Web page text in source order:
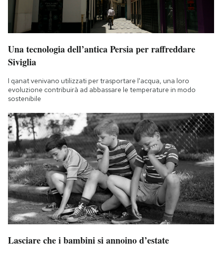
Una tecnologia dell’antica Persia per raffreddare
Siviglia
I qanat venivano utilizzati per trasportare l'acqua, una loro
evoluzione contribuirà ad abbassare le temperature in modo
sostenibile
Lasciare che i bambini si annoino d’estate